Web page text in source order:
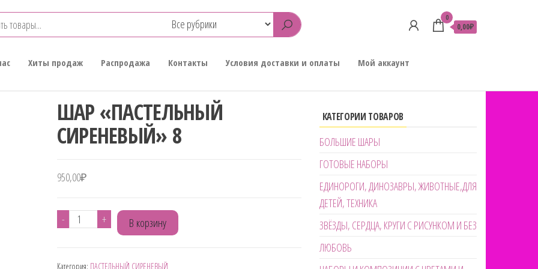
0
0,00₽
Хиты продаж Распродажа Контакты Условия доставки и оплаты
Мой аккаунт
ШАР «ПАСТЕЛЬНЫЙ
СИРЕНЕВЫЙ» 8
950,00₽
-
Количество
+ В корзину
Категория: ПАСТЕЛЬНЫЙ СИРЕНЕВЫЙ
КАТЕГОРИИ ТОВАРОВ
БОЛЬШИЕ ШАРЫ
ГОТОВЫЕ НАБОРЫ
ЕДИНОРОГИ, ДИНОЗАВРЫ, ЖИВОТНЫЕ,ДЛЯ
ДЕТЕЙ, ТЕХНИКА
ЗВЁЗДЫ, СЕРДЦА, КРУГИ С РИСУНКОМ И БЕЗ
ЛЮБОВЬ